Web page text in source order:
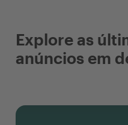
Explore as
anúncios em